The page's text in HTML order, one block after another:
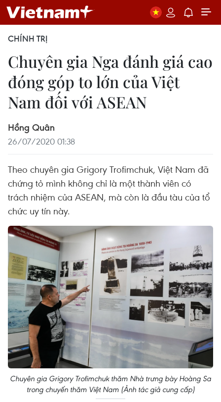
CHÍNH TRỊ
Chuyên gia Nga đánh giá cao
đóng góp to lớn của Việt
Nam đối với ASEAN
Hồng Quân
26/07/2020 01:38
Theo chuyên gia Grigory Trofimchuk, Việt Nam đã
chứng tỏ mình không chỉ là một thành viên có
trách nhiệm của ASEAN, mà còn là đầu tàu của tổ
chức uy tín này.
Chuyên gia Grigory Trofimchuk thăm Nhà trưng bày Hoàng Sa
trong chuyến thăm Việt Nam (Ảnh tác giả cung cấp)